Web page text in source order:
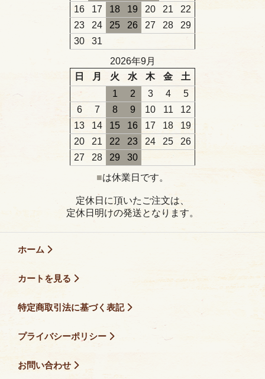
16
17 18 19 20 21
22
23
24 25 26 27 28
29
30
31
2026年9月
日
月 火 水 木 金
土
1
2 3 4
5
6
7 8 9 10 11
12
13
14 15 16 17 18
19
20
21 22 23 24 25
26
27
28 29
30
■は休業日です。
定休日に頂いたご注文は、
定休日明けの発送となります。
ホーム
カートを見る
特定商取引法に基づく表記
プライバシーポリシー
お問い合わせ